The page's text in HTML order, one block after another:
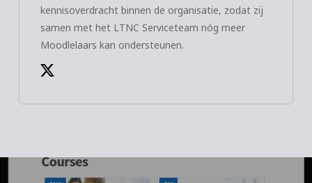
kennisoverdracht binnen de organisatie, zodat zij
samen met het LTNC Serviceteam nóg meer
Moodlelaars kan ondersteunen.